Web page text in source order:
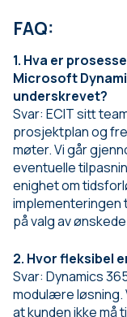
FAQ:
1. Hva er
Microsoft
underskrevet?
Svar: ECIT sitt
prosjektplan og
møter. Vi går
eventuelle
enighet om
implementeringen
på valg av
2. Hvor fleksibel
Svar: Dynamics
modulære løsning.
at kunden ikke